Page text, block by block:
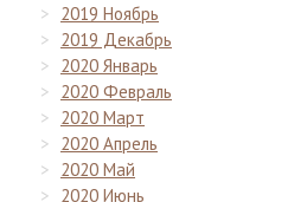
2019 Ноябрь
2019 Декабрь
2020 Январь
2020 Февраль
2020 Март
2020 Апрель
2020 Май
2020 Июнь